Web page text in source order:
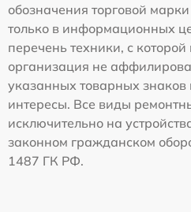
обозначения торговой
только в информационных
перечень техники, с
организация не
указанных товарных знаков
интересы. Все виды
исключительно на
законном гражданском
1487 ГК РФ.